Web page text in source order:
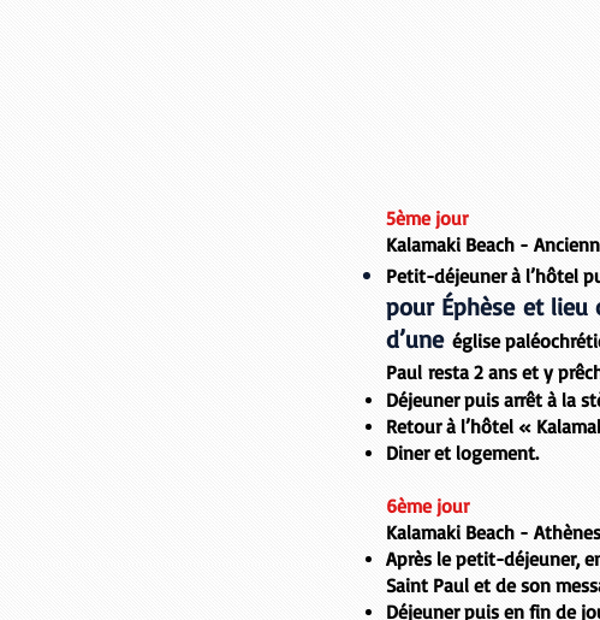
5ème jour
Kalamaki Beach -
Petit-déjeuner à l’hôtel
pour Éphèse et lieu
d’une église
Paul resta 2 ans et y
Déjeuner puis arrêt à la
Retour à l’hôtel «
Diner et logement.
6ème jour
Kalamaki Beach - Athènes
Après le petit-déjeuner,
Saint Paul et de son
Déjeuner puis en fin de